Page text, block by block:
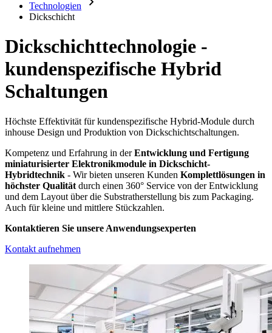
Technologien
Dickschicht
Dickschichttechnologie -
kundenspezifische Hybrid
Schaltungen
Höchste Effektivität für kundenspezifische Hybrid-Module durch
inhouse Design und Produktion von Dickschichtschaltungen.
Kompetenz und Erfahrung in derEntwicklung und Fertigung
miniaturisierter Elektronikmodule in Dickschicht-
Hybridtechnik - Wir bieten unseren Kunden Komplettlösungen in
höchster Qualität durch einen 360° Service von der Entwicklung
und dem Layout über die Substratherstellung bis zum Packaging.
Auch für kleine und mittlere Stückzahlen.
Kontaktieren Sie unsere Anwendungsexperten
Kontakt aufnehmen